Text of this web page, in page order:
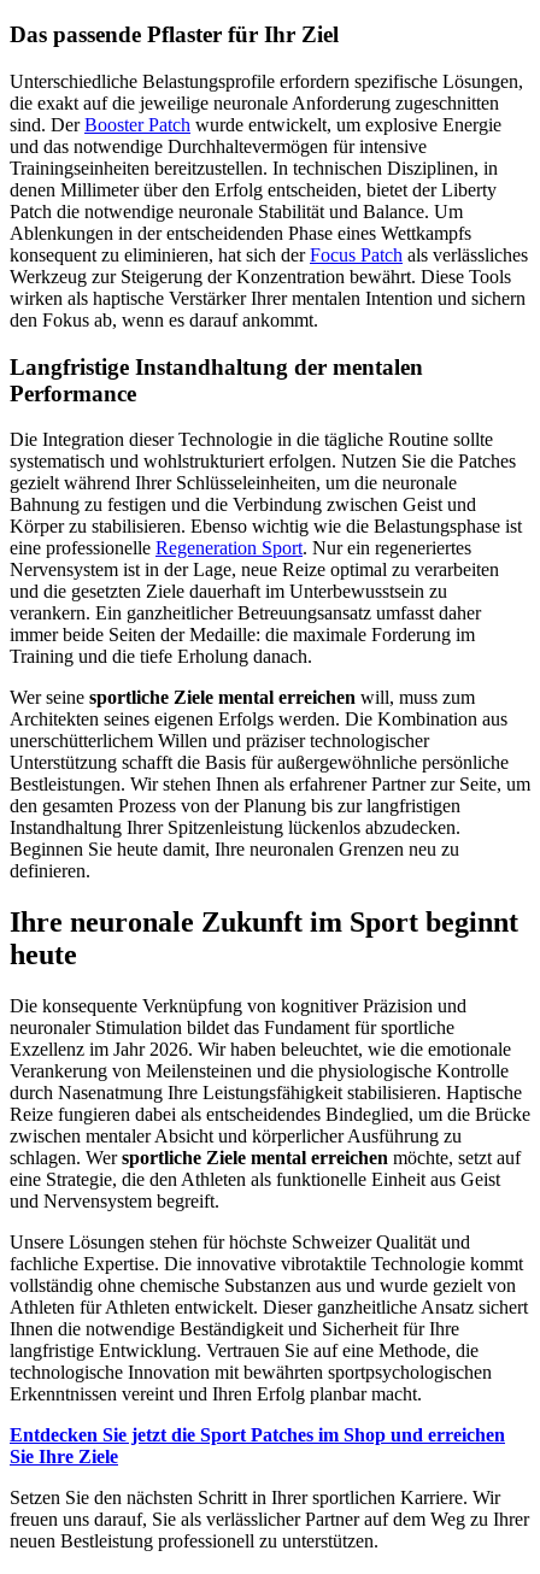
Das passende Pflaster für Ihr Ziel
Unterschiedliche Belastungsprofile erfordern spezifische Lösungen,
die exakt auf die jeweilige neuronale Anforderung zugeschnitten
sind. DerBooster Patch wurde entwickelt, um explosive Energie
und das notwendige Durchhaltevermögen für intensive
Trainingseinheiten bereitzustellen. In technischen Disziplinen, in
denen Millimeter über den Erfolg entscheiden, bietet der Liberty
Patch die notwendige neuronale Stabilität und Balance. Um
Ablenkungen in der entscheidenden Phase eines Wettkampfs
konsequent zu eliminieren, hat sich derFocus Patch als verlässliches
Werkzeug zur Steigerung der Konzentration bewährt. Diese Tools
wirken als haptische Verstärker Ihrer mentalen Intention und sichern
den Fokus ab, wenn es darauf ankommt.
Langfristige Instandhaltung der mentalen
Performance
Die Integration dieser Technologie in die tägliche Routine sollte
systematisch und wohlstrukturiert erfolgen. Nutzen Sie die Patches
gezielt während Ihrer Schlüsseleinheiten, um die neuronale
Bahnung zu festigen und die Verbindung zwischen Geist und
Körper zu stabilisieren. Ebenso wichtig wie die Belastungsphase ist
eine professionelle Regeneration Sport. Nur ein regeneriertes
Nervensystem ist in der Lage, neue Reize optimal zu verarbeiten
und die gesetzten Ziele dauerhaft im Unterbewusstsein zu
verankern. Ein ganzheitlicher Betreuungsansatz umfasst daher
immer beide Seiten der Medaille: die maximale Forderung im
Training und die tiefe Erholung danach.
Wer seine sportliche Ziele mental erreichen will, muss zum
Architekten seines eigenen Erfolgs werden. Die Kombination aus
unerschütterlichem Willen und präziser technologischer
Unterstützung schafft die Basis für außergewöhnliche persönliche
Bestleistungen. Wir stehen Ihnen als erfahrener Partner zur Seite, um
den gesamten Prozess von der Planung bis zur langfristigen
Instandhaltung Ihrer Spitzenleistung lückenlos abzudecken.
Beginnen Sie heute damit, Ihre neuronalen Grenzen neu zu
definieren.
Ihre neuronale Zukunft im Sport beginnt
heute
Die konsequente Verknüpfung von kognitiver Präzision und
neuronaler Stimulation bildet das Fundament für sportliche
Exzellenz im Jahr 2026. Wir haben beleuchtet, wie die emotionale
Verankerung von Meilensteinen und die physiologische Kontrolle
durch Nasenatmung Ihre Leistungsfähigkeit stabilisieren. Haptische
Reize fungieren dabei als entscheidendes Bindeglied, um die Brücke
zwischen mentaler Absicht und körperlicher Ausführung zu
schlagen. Wersportliche Ziele mental erreichen möchte, setzt auf
eine Strategie, die den Athleten als funktionelle Einheit aus Geist
und Nervensystem begreift.
Unsere Lösungen stehen für höchste Schweizer Qualität und
fachliche Expertise. Die innovative vibrotaktile Technologie kommt
vollständig ohne chemische Substanzen aus und wurde gezielt von
Athleten für Athleten entwickelt. Dieser ganzheitliche Ansatz sichert
Ihnen die notwendige Beständigkeit und Sicherheit für Ihre
langfristige Entwicklung. Vertrauen Sie auf eine Methode, die
technologische Innovation mit bewährten sportpsychologischen
Erkenntnissen vereint und Ihren Erfolg planbar macht.
Entdecken Sie jetzt die Sport Patches im Shop und erreichen
Sie Ihre Ziele
Setzen Sie den nächsten Schritt in Ihrer sportlichen Karriere. Wir
freuen uns darauf, Sie als verlässlicher Partner auf dem Weg zu Ihrer
neuen Bestleistung professionell zu unterstützen.